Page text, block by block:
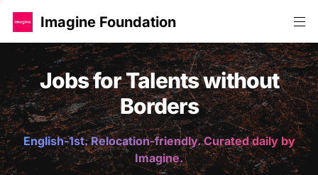
Imagine Foundation
Jobs for Talents without
Borders
English-1st. Relocation-friendly. Curated daily by
Imagine.